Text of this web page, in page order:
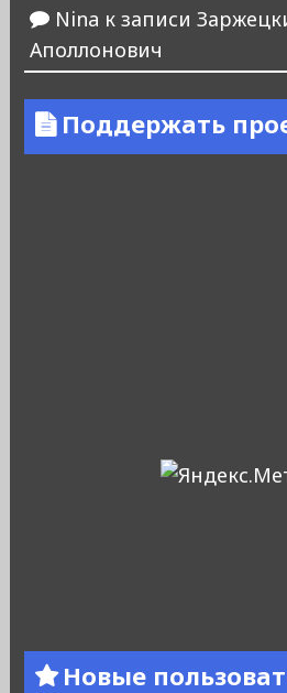
Nina к записи
Аполлонович
Поддержать
Новые